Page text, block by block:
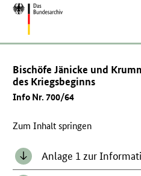
Zur
Bischöfe Jänicke und
des Kriegsbeginns
Info Nr. 700/64
Zum Inhalt springen
Anlage 1 zur